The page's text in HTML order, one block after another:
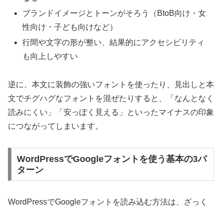
ブランドイメージとトーンがそろう（BtoB向け・女
性向け・子ども向けなど）
行間や文字の形が整い、結果的にアクセシビリティ
も向上しやすい
逆に、本文に装飾の強いフォントを使ったり、見出しと本
文でチグハグなフォントを混ぜたりすると、「なんとなく
読みにくい」「安っぽく見える」といったマイナスの印象
につながってしまいます。
WordPressでGoogleフォントを使う基本の3パ
ターン
WordPressでGoogleフォントを読み込む方法は、ざっく